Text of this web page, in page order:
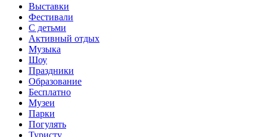
Выставки
Фестивали
С детьми
Активный отдых
Музыка
Шоу
Праздники
Образование
Бесплатно
Музеи
Парки
Погулять
Туристу